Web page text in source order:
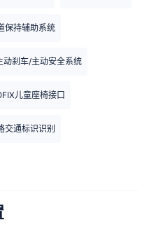
保持辅助系统
动刹车/主动安全系统
儿童座椅接口
交通标识识别